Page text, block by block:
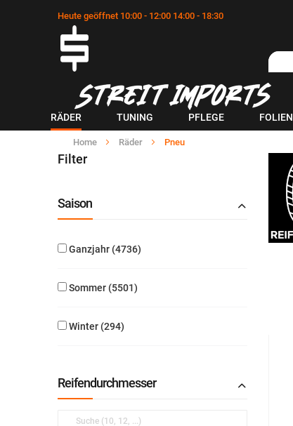
Heute geöffnet 10:00 - 12:00 14:00 - 18:30
RÄDER TUNING PFLEGE FOLIEN
Home Räder Pneu
Filter
Saison
Ganzjahr 4736
Sommer 5501
Winter 294
Reifendurchmesser